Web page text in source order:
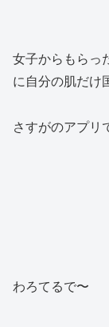
女子からもらっ
に自分の肌だけ
さすがのアプリ
わろてるで〜